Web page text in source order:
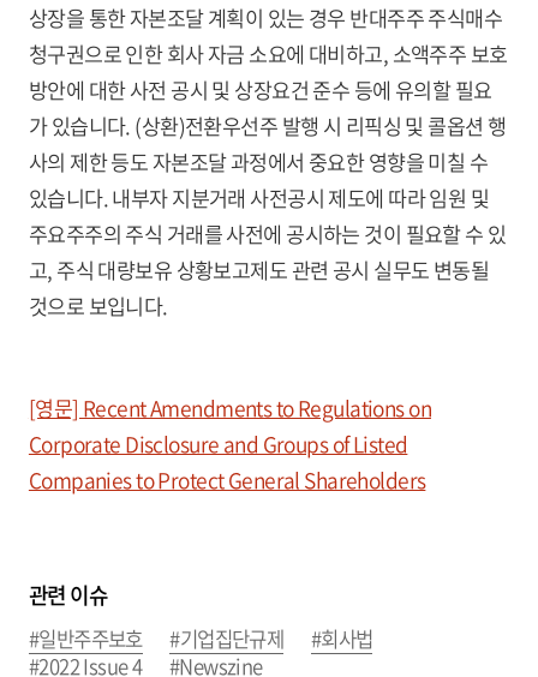
상장을 통한 자본조달 계획이 있는 경우 반대주주 주식매수
청구권으로 인한 회사 자금 소요에 대비하고, 소액주주 보호
방안에 대한 사전 공시 및 상장요건 준수 등에 유의할 필요
가 있습니다. (상환)전환우선주 발행 시 리픽싱 및 콜옵션 행
사의 제한 등도 자본조달 과정에서 중요한 영향을 미칠 수
있습니다. 내부자 지분거래 사전공시 제도에 따라 임원 및
주요주주의 주식 거래를 사전에 공시하는 것이 필요할 수 있
고, 주식 대량보유 상황보고제도 관련 공시 실무도 변동될
것으로 보입니다.
[영문] Recent Amendments to Regulations on
Corporate Disclosure and Groups of Listed
Companies to Protect General Shareholders
관련 이슈
#일반주주보호 #기업집단규제
#회사법
#2022 Issue 4
#Newszine